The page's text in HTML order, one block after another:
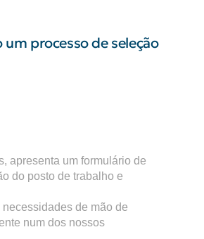
processo de seleção
apresenta um formulário de
do posto de trabalho e
de mão de
num dos nossos